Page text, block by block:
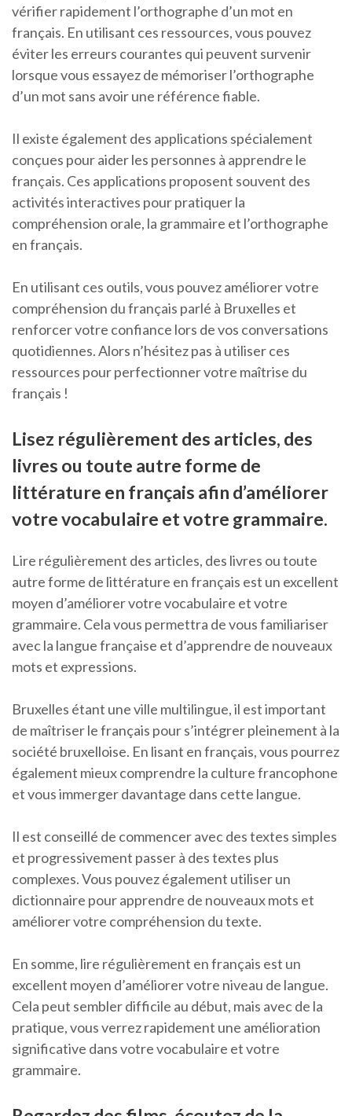
vérifier rapidement l’orthographe d’un mot en
français. En utilisant ces ressources, vous pouvez
éviter les erreurs courantes qui peuvent survenir
lorsque vous essayez de mémoriser l’orthographe
d’un mot sans avoir une référence fiable.
Il existe également des applications spécialement
conçues pour aider les personnes à apprendre le
français. Ces applications proposent souvent des
activités interactives pour pratiquer la
compréhension orale, la grammaire et l’orthographe
en français.
En utilisant ces outils, vous pouvez améliorer votre
compréhension du français parlé à Bruxelles et
renforcer votre confiance lors de vos conversations
quotidiennes. Alors n’hésitez pas à utiliser ces
ressources pour perfectionner votre maîtrise du
français !
Lisez régulièrement des articles, des
livres ou toute autre forme de
littérature en français afin d’améliorer
votre vocabulaire et votre grammaire.
Lire régulièrement des articles, des livres ou toute
autre forme de littérature en français est un excellent
moyen d’améliorer votre vocabulaire et votre
grammaire. Cela vous permettra de vous familiariser
avec la langue française et d’apprendre de nouveaux
mots et expressions.
Bruxelles étant une ville multilingue, il est important
de maîtriser le français pour s’intégrer pleinement à la
société bruxelloise. En lisant en français, vous pourrez
également mieux comprendre la culture francophone
et vous immerger davantage dans cette langue.
Il est conseillé de commencer avec des textes simples
et progressivement passer à des textes plus
complexes. Vous pouvez également utiliser un
dictionnaire pour apprendre de nouveaux mots et
améliorer votre compréhension du texte.
En somme, lire régulièrement en français est un
excellent moyen d’améliorer votre niveau de langue.
Cela peut sembler difficile au début, mais avec de la
pratique, vous verrez rapidement une amélioration
significative dans votre vocabulaire et votre
grammaire.